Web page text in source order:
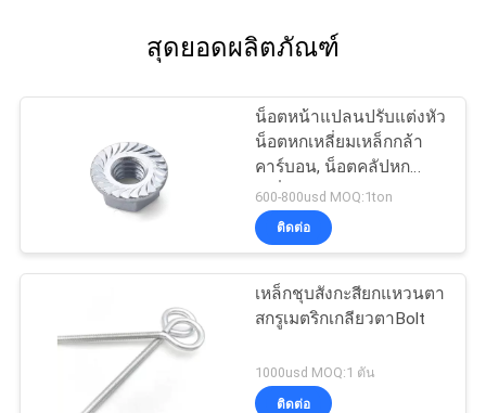
สุดยอดผลิตภัณฑ์
น็อตหน้าแปลนปรับแต่งหัว
น็อตหกเหลี่ยมเหล็กกล้า
คาร์บอน, น็อตคลัปหก
เหลี่ยม DIN Standard
600-800usd MOQ:1ton
ติดต่อ
เหล็กชุบสังกะสียกแหวนตา
สกรูเมตริกเกลียวตาBolt
1000usd MOQ:1 ตัน
ติดต่อ